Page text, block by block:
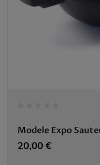
Modele Expo
Prix
20,00 €